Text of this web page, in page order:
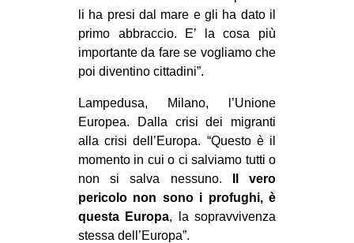
AFRICA
AMERICHE
ESTREMO ORIENTE
MEDIO ORIENTE
MONDO
EVENTI
in
li ha presi dal mare e gli ha dato il
primo abbraccio. E’ la cosa più
importante da fare se vogliamo che
poi diventino cittadini”.
Lampedusa, Milano, l’Unione
Europea. Dalla crisi dei migranti
alla crisi dell’Europa. “Questo è il
momento in cui o ci salviamo tutti o
non si salva nessuno. Il vero
pericolo non sono i profughi, è
questa Europa, la sopravvivenza
stessa dell’Europa”.